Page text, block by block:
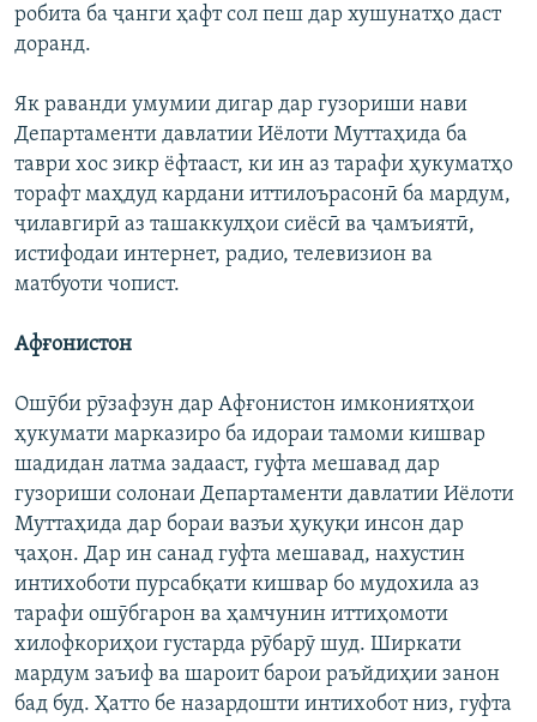
робита ба ҷанги ҳафт сол пеш дар хушунатҳо даст
доранд.
Як раванди умумии дигар дар гузориши нави
Департаменти давлатии Иёлоти Муттаҳида ба
таври хос зикр ёфтааст, ки ин аз тарафи ҳукуматҳо
торафт маҳдуд кардани иттилоърасонӣ ба мардум,
ҷилавгирӣ аз ташаккулҳои сиёсӣ ва ҷамъиятӣ,
истифодаи интернет, радио, телевизион ва
матбуоти чопист.
Афғонистон
Ошӯби рӯзафзун дар Афғонистон имкониятҳои
ҳукумати марказиро ба идораи тамоми кишвар
шадидан латма задааст, гуфта мешавад дар
гузориши солонаи Департаменти давлатии Иёлоти
Муттаҳида дар бораи вазъи ҳуқуқи инсон дар
ҷаҳон. Дар ин санад гуфта мешавад, нахустин
интихоботи пурсабқати кишвар бо мудохила аз
тарафи ошӯбгарон ва ҳамчунин иттиҳомоти
хилофкориҳои густарда рӯбарӯ шуд. Ширкати
мардум заъиф ва шароит барои раъйдиҳии занон
бад буд. Ҳатто бе назардошти интихобот низ, гуфта